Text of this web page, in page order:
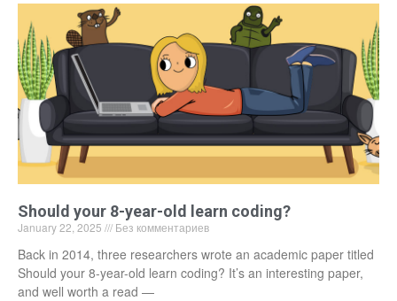
Should your 8-year-old learn coding?
January 22, 2025 Без комментариев
Back in 2014, three researchers wrote an academic paper titled
Should your 8-year-old learn coding? It’s an interesting paper,
and well worth a read —